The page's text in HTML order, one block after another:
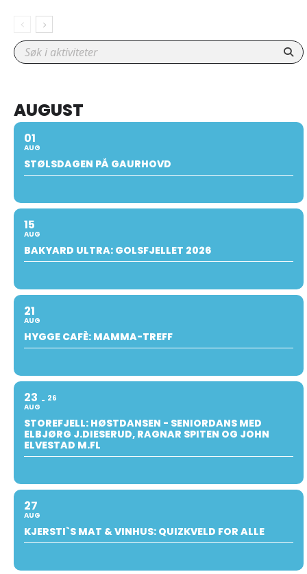
AUGUST
01
AUG
STØLSDAGEN PÅ GAURHOVD
15
AUG
BAKYARD ULTRA: GOLSFJELLET 2026
21
AUG
HYGGE CAFÈ: MAMMA-TREFF
23
AUG
26
STOREFJELL: HØSTDANSEN - SENIORDANS MED
ELBJØRG J.DIESERUD, RAGNAR SPITEN OG JOHN
ELVESTAD M.FL
27
AUG
KJERSTI`S MAT & VINHUS: QUIZKVELD FOR ALLE